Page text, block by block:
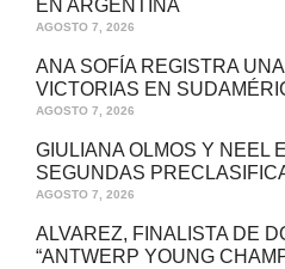
EN ARGENTINA
AGOSTO 7, 2026
ANA SOFÍA REGISTRA
VICTORIAS EN
AGOSTO 7, 2026
GIULIANA OLMOS Y NEEL
SEGUNDAS
AGOSTO 7, 2026
ALVAREZ, FINALISTA DE
“ANTWERP YOUNG